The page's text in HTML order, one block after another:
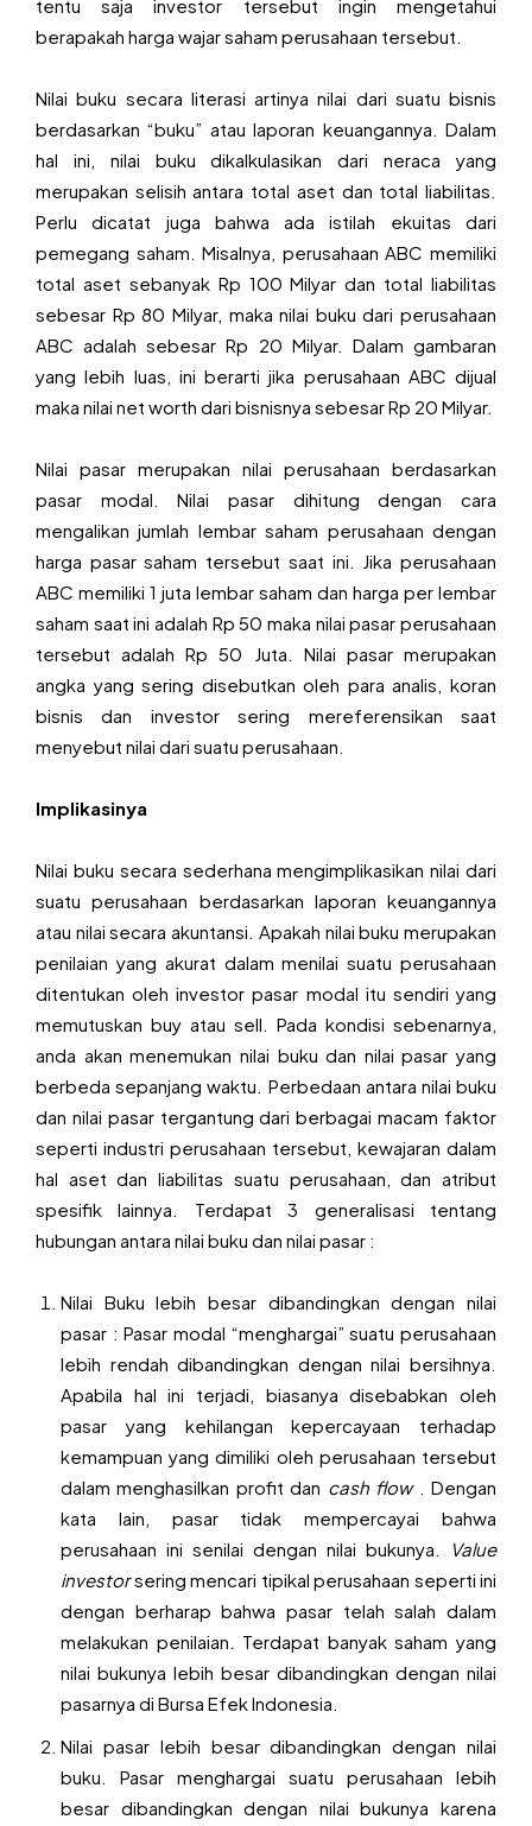
tentu saja investor tersebut ingin mengetahui
berapakah harga wajar saham perusahaan tersebut.
Nilai buku secara literasi artinya nilai dari suatu bisnis
berdasarkan “buku” atau laporan keuangannya. Dalam
hal ini, nilai buku dikalkulasikan dari neraca yang
merupakan selisih antara total aset dan total liabilitas.
Perlu dicatat juga bahwa ada istilah ekuitas dari
pemegang saham. Misalnya, perusahaan ABC memiliki
total aset sebanyak Rp 100 Milyar dan total liabilitas
sebesar Rp 80 Milyar, maka nilai buku dari perusahaan
ABC adalah sebesar Rp 20 Milyar. Dalam gambaran
yang lebih luas, ini berarti jika perusahaan ABC dijual
maka nilai net worth dari bisnisnya sebesar Rp 20 Milyar.
Nilai pasar merupakan nilai perusahaan berdasarkan
pasar modal. Nilai pasar dihitung dengan cara
mengalikan jumlah lembar saham perusahaan dengan
harga pasar saham tersebut saat ini. Jika perusahaan
ABC memiliki 1 juta lembar saham dan harga per lembar
saham saat ini adalah Rp 50 maka nilai pasar perusahaan
tersebut adalah Rp 50 Juta. Nilai pasar merupakan
angka yang sering disebutkan oleh para analis, koran
bisnis dan investor sering mereferensikan saat
menyebut nilai dari suatu perusahaan.
Implikasinya
Nilai buku secara sederhana mengimplikasikan nilai dari
suatu perusahaan berdasarkan laporan keuangannya
atau nilai secara akuntansi. Apakah nilai buku merupakan
penilaian yang akurat dalam menilai suatu perusahaan
ditentukan oleh investor pasar modal itu sendiri yang
memutuskan buy atau sell. Pada kondisi sebenarnya,
anda akan menemukan nilai buku dan nilai pasar yang
berbeda sepanjang waktu. Perbedaan antara nilai buku
dan nilai pasar tergantung dari berbagai macam faktor
seperti industri perusahaan tersebut, kewajaran dalam
hal aset dan liabilitas suatu perusahaan, dan atribut
spesifik lainnya. Terdapat 3 generalisasi tentang
hubungan antara nilai buku dan nilai pasar :
Nilai Buku lebih besar dibandingkan dengan nilai
pasar : Pasar modal “menghargai” suatu perusahaan
lebih rendah dibandingkan dengan nilai bersihnya.
Apabila hal ini terjadi, biasanya disebabkan oleh
pasar yang kehilangan kepercayaan terhadap
kemampuan yang dimiliki oleh perusahaan tersebut
dalam menghasilkan profit dan cash flow . Dengan
kata lain, pasar tidak mempercayai bahwa
perusahaan ini senilai dengan nilai bukunya.
Value
investorsering mencari tipikal perusahaan seperti ini
dengan berharap bahwa pasar telah salah dalam
melakukan penilaian. Terdapat banyak saham yang
nilai bukunya lebih besar dibandingkan dengan nilai
pasarnya di Bursa Efek Indonesia.
Nilai pasar lebih besar dibandingkan dengan nilai
buku. Pasar menghargai suatu perusahaan lebih
besar dibandingkan dengan nilai bukunya karena